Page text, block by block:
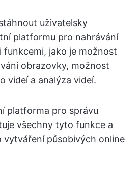
uživatelsky
platformu pro nahrávání
funkcemi, jako je možnost
obrazovky, možnost
videí a analýza videí.
platforma pro správu
všechny tyto funkce a
vytváření působivých online